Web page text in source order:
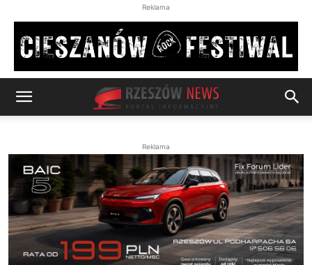
Reklama
Reklama